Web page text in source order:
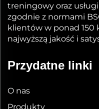
treningowy oraz
zgodnie z normami
klientów w ponad 150
najwyższą jakość i
Przydatne linki
O nas
Produkty